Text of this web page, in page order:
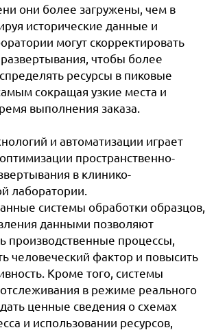
они более загружены, чем в
исторические данные и
могут скорректировать
развертывания, чтобы более
ресурсы в пиковые
сокращая узкие места и
выполнения заказа.
и автоматизации играет
пространственно-
в клинико-
лаборатории.
системы обработки образцов,
данными позволяют
производственные процессы,
человеческий фактор и повысить
Кроме того, системы
в режиме реального
ценные сведения о схемах
и использовании ресурсов,